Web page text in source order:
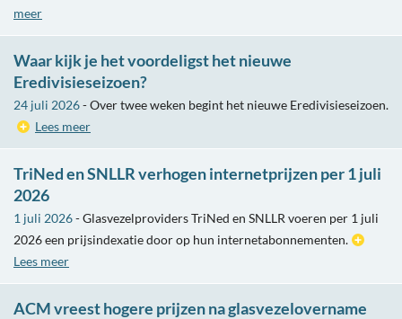
meer
Waar kijk je het voordeligst het nieuwe
Eredivisieseizoen?
24 juli 2026- Over twee weken begint het nieuwe Eredivisieseizoen.
Lees meer
TriNed en SNLLR verhogen internetprijzen per 1 juli
2026
1 juli 2026- Glasvezelproviders TriNed en SNLLR voeren per 1 juli
2026 een prijsindexatie door op hun internetabonnementen.
Lees meer
ACM vreest hogere prijzen na glasvezelovername